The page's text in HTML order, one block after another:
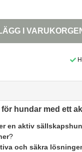
I
hundar med ett
en aktiv
?
och säkra